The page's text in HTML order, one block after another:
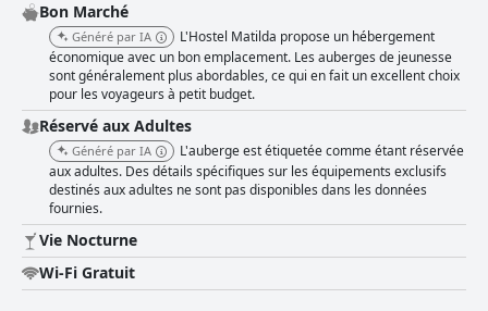
Bon Marché
Généré par IA
L'Hostel Matilda propose un hébergement
économique avec un bon emplacement. Les auberges de jeunesse
sont généralement plus abordables, ce qui en fait un excellent choix
pour les voyageurs à petit budget.
Réservé aux Adultes
Généré par IA
L'auberge est étiquetée comme étant réservée
aux adultes. Des détails spécifiques sur les équipements exclusifs
destinés aux adultes ne sont pas disponibles dans les données
fournies.
Vie Nocturne
Wi-Fi Gratuit